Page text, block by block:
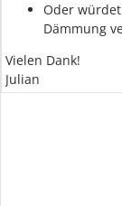
Oder
Dämmung
Vielen Dank!
Julian